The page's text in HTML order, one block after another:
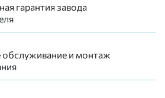
гарантия завода
обслуживание и монтаж